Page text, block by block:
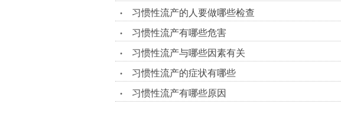
• 习惯性流产的人要做哪些检查
• 习惯性流产有哪些危害
• 习惯性流产与哪些因素有关
• 习惯性流产的症状有哪些
• 习惯性流产有哪些原因